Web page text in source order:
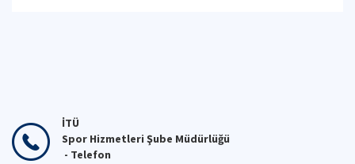
İTÜ
Spor Hizmetleri Şube Müdürlüğü
- Telefon